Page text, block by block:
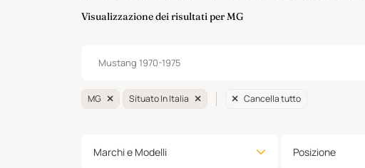
Visualizzazione dei risultati per MG
MG Situato In Italia Cancella tutto
Marchi e Modelli Posizione